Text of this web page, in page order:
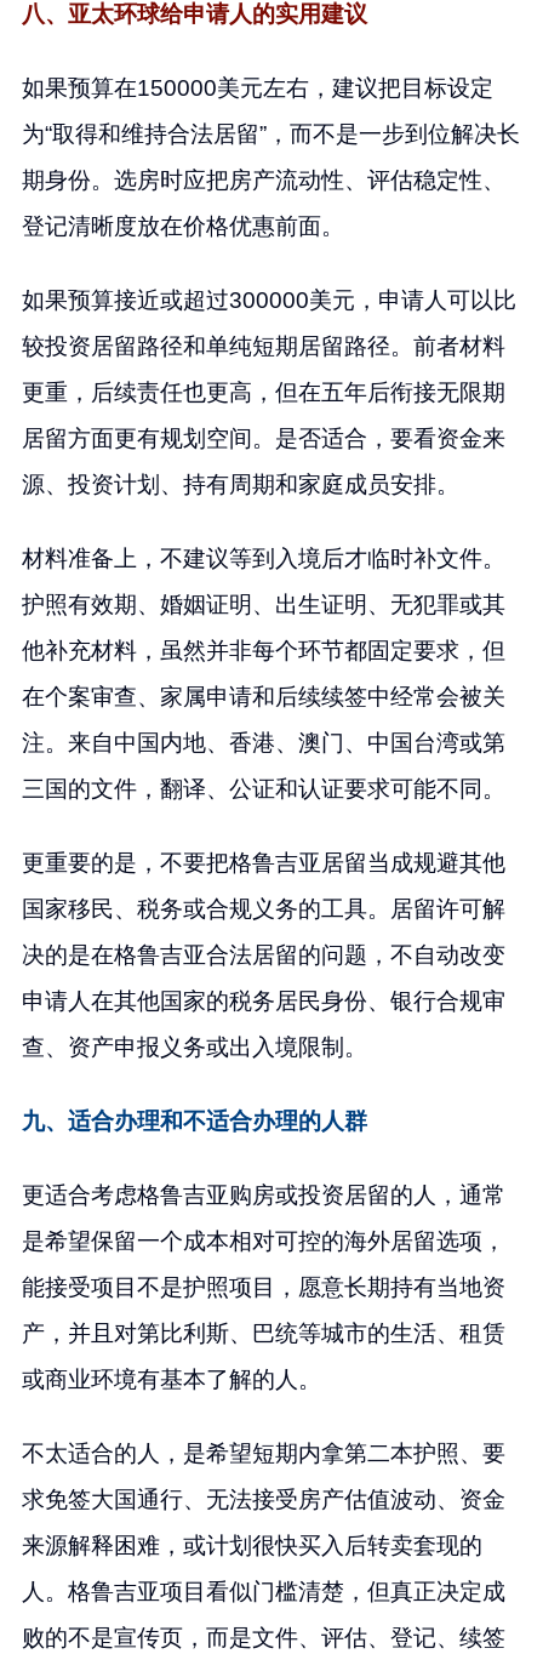
八、亚太环球给申请人的实用建议
如果预算在150000美元左右，建议把目标设定
为“取得和维持合法居留”，而不是一步到位解决长
期身份。选房时应把房产流动性、评估稳定性、
登记清晰度放在价格优惠前面。
如果预算接近或超过300000美元，申请人可以比
较投资居留路径和单纯短期居留路径。前者材料
更重，后续责任也更高，但在五年后衔接无限期
居留方面更有规划空间。是否适合，要看资金来
源、投资计划、持有周期和家庭成员安排。
材料准备上，不建议等到入境后才临时补文件。
护照有效期、婚姻证明、出生证明、无犯罪或其
他补充材料，虽然并非每个环节都固定要求，但
在个案审查、家属申请和后续续签中经常会被关
注。来自中国内地、香港、澳门、中国台湾或第
三国的文件，翻译、公证和认证要求可能不同。
更重要的是，不要把格鲁吉亚居留当成规避其他
国家移民、税务或合规义务的工具。居留许可解
决的是在格鲁吉亚合法居留的问题，不自动改变
申请人在其他国家的税务居民身份、银行合规审
查、资产申报义务或出入境限制。
九、适合办理和不适合办理的人群
更适合考虑格鲁吉亚购房或投资居留的人，通常
是希望保留一个成本相对可控的海外居留选项，
能接受项目不是护照项目，愿意长期持有当地资
产，并且对第比利斯、巴统等城市的生活、租赁
或商业环境有基本了解的人。
不太适合的人，是希望短期内拿第二本护照、要
求免签大国通行、无法接受房产估值波动、资金
来源解释困难，或计划很快买入后转卖套现的
人。格鲁吉亚项目看似门槛清楚，但真正决定成
败的不是宣传页，而是文件、评估、登记、续签